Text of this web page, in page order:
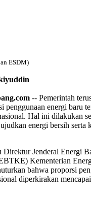
ESDM)
-- Pemerintah
penggunaan energi baru
Hal ini dilakukan
energi bersih serta
Jenderal Energi
Kementerian
bahwa proporsi
diperkirakan